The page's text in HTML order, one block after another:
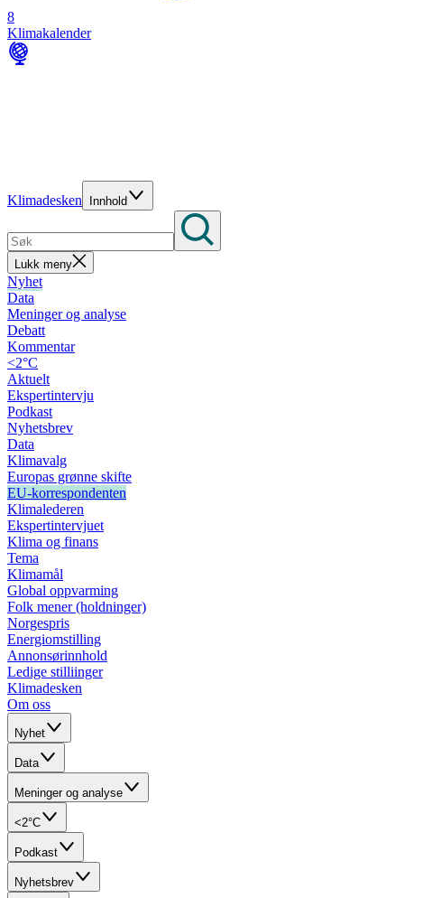
8
Klimakalender
Klimadesken Innhold
Lukk meny
Nyhet
Data
Meninger og analyse
Debatt
Kommentar
<2°C
Aktuelt
Ekspertintervju
Podkast
Nyhetsbrev
Data
Klimavalg
Europas grønne skifte
EU-korrespondenten
Klimalederen
Ekspertintervjuet
Klima og finans
Tema
Klimamål
Global oppvarming
Folk mener (holdninger)
Norgespris
Energiomstilling
Annonsørinnhold
Ledige stilliinger
Klimadesken
Om oss
Nyhet
Data
Meninger og analyse
<2°C
Podkast
Nyhetsbrev